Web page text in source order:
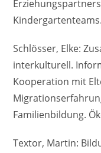
Schlösser, Elke:
interkulturell.
Kooperation mit
Familienbildung.
Textor, Martin: